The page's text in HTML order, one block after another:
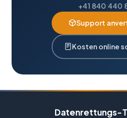
+41 840 440
Support
Kosten online
Datenrettungs-